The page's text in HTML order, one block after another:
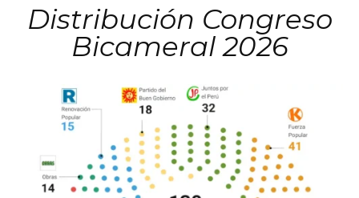
Distribución Congreso
Bicameral 2026